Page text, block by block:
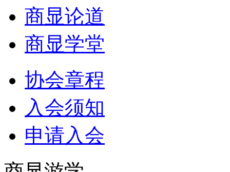
商显论道
商显学堂
协会章程
入会须知
申请入会